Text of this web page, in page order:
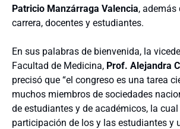
Patricio Manzárraga Valencia, además
carrera, docentes y estudiantes.
En sus palabras de bienvenida, la
Facultad de Medicina, Prof. Alejandra
precisó que “el congreso es una tarea
muchos miembros de sociedades
de estudiantes y de académicos, la
participación de los y las estudiantes y